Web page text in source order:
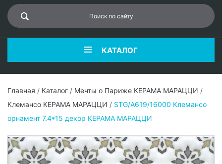
КАТАЛОГ
Главная / Каталог / Мечты о Париже КЕРАМА МАРАЦЦИ /
Клемансо КЕРАМА МАРАЦЦИ / STG/A619/16000 Клемансо
орнамент 7.4*15 декор КЕРАМА МАРАЦЦИ